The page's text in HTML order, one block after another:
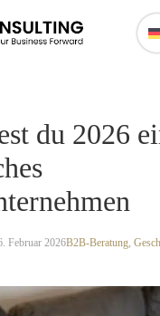
du 2026
Februar 2026B2B-Beratung,